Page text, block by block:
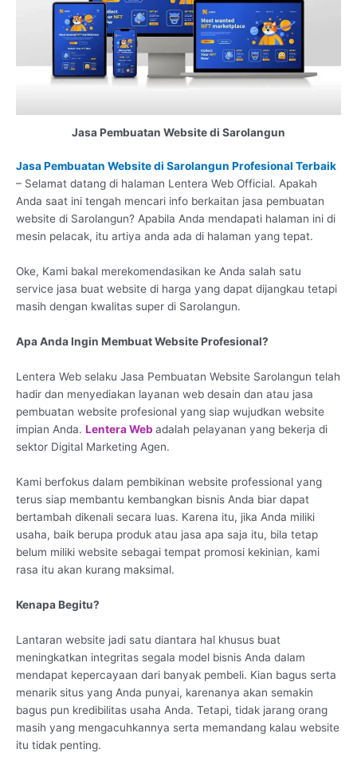
Jasa Pembuatan Website di Sarolangun
Jasa Pembuatan Website di Sarolangun Profesional Terbaik
– Selamat datang di halaman Lentera Web Official. Apakah
Anda saat ini tengah mencari info berkaitan jasa pembuatan
website di Sarolangun? Apabila Anda mendapati halaman ini di
mesin pelacak, itu artiya anda ada di halaman yang tepat.
Oke, Kami bakal merekomendasikan ke Anda salah satu
service jasa buat website di harga yang dapat dijangkau tetapi
masih dengan kwalitas super di Sarolangun.
Apa Anda Ingin Membuat Website Profesional?
Lentera Web selaku Jasa Pembuatan Website Sarolangun telah
hadir dan menyediakan layanan web desain dan atau jasa
pembuatan website profesional yang siap wujudkan website
impian Anda. Lentera Web adalah pelayanan yang bekerja di
sektor Digital Marketing Agen.
Kami berfokus dalam pembikinan website professional yang
terus siap membantu kembangkan bisnis Anda biar dapat
bertambah dikenali secara luas. Karena itu, jika Anda miliki
usaha, baik berupa produk atau jasa apa saja itu, bila tetap
belum miliki website sebagai tempat promosi kekinian, kami
rasa itu akan kurang maksimal.
Kenapa Begitu?
Lantaran website jadi satu diantara hal khusus buat
meningkatkan integritas segala model bisnis Anda dalam
mendapat kepercayaan dari banyak pembeli. Kian bagus serta
menarik situs yang Anda punyai, karenanya akan semakin
bagus pun kredibilitas usaha Anda. Tetapi, tidak jarang orang
masih yang mengacuhkannya serta memandang kalau website
itu tidak penting.